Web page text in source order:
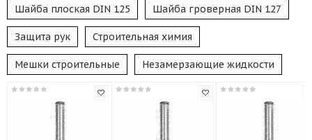
Шайба плоская DIN 125 Шайба гроверная DIN 127
Защита рук Строительная химия
Мешки строительные Незамерзающие жидкости